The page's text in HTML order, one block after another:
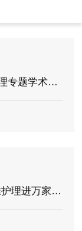
护理管理培训班
义诊活动启动